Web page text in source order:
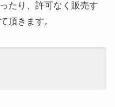
たり、許可なく販売す
頂きます。